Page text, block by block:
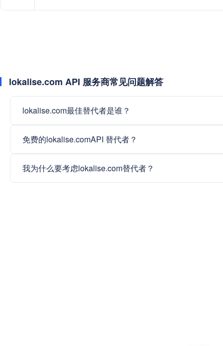
lokalise.com API 服务商常见问题解答
lokalise.com最佳替代者是谁？
免费的lokalise.comAPI 替代者？
我为什么要考虑lokalise.com替代者？